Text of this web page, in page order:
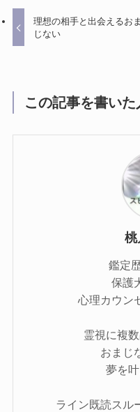
理想の相手と出会えるおま
じない
この記事を書いた
桃
鑑定
保護
心理カウン
霊視に複
おまじ
夢を
ライン既読ス